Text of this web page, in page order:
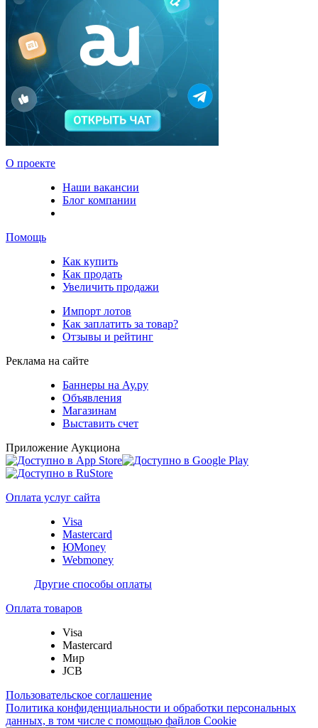
О проекте
Наши вакансии
Блог компании
Помощь
Как купить
Как продать
Увеличить продажи
Импорт лотов
Как заплатить за товар?
Отзывы и рейтинг
Реклама на сайте
Баннеры на Ау.ру
Объявления
Магазинам
Выставить счет
Приложение Аукциона
Оплата услуг сайта
Visa
Mastercard
ЮMoney
Webmoney
Другие способы оплаты
Оплата товаров
Visa
Mastercard
Мир
JCB
Пользовательское соглашение
Политика конфиденциальности и обработки персональных
данных, в том числе с помощью файлов Cookie